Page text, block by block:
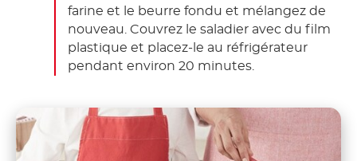
farine et le beurre fondu et mélangez de
nouveau. Couvrez le saladier avec du film
plastique et placez-le au réfrigérateur
pendant environ 20 minutes.